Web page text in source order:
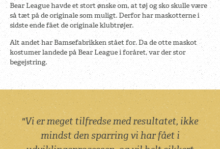
Bear League havde et stort ønske om, at tøj og sko skulle være
så tæt på de originale som muligt. Derfor har maskotterne i
sidste ende fået de originale klubtrøjer.
Alt andet har Bamsefabrikken stået for. Da de otte maskot
kostumer landede på Bear League i foråret, var der stor
begejstring.
"Vi er meget tilfredse med resultatet, ikke
mindst den sparring vi har fået i